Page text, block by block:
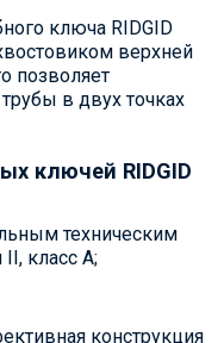
ключа RIDGID
верхней
позволяет
в двух точках
ключей RIDGID
техническим
класс A;
конструкция